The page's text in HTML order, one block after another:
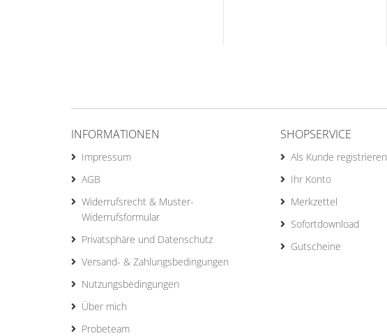
INFORMATIONEN
Impressum
AGB
Widerrufsrecht & Muster-
Widerrufsformular
Privatsphäre und Datenschutz
Versand- & Zahlungsbedingungen
Nutzungsbedingungen
Über mich
Probeteam
SHOPSERVICE
Als Kunde registrieren
Ihr Konto
Merkzettel
Sofortdownload
Gutscheine